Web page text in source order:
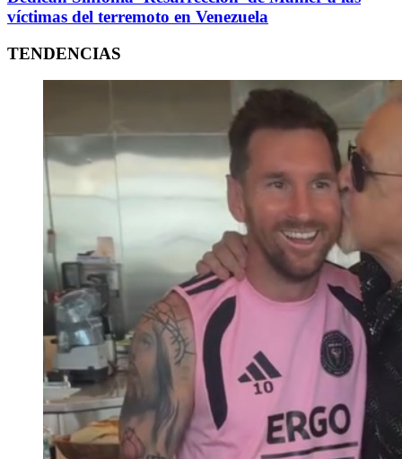
víctimas del terremoto en Venezuela
TENDENCIAS